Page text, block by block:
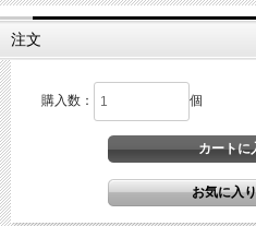
注文
購入数： 個